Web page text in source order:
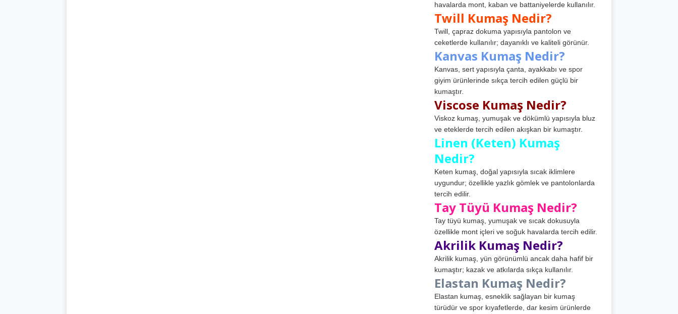
havalarda mont, kaban ve battaniyelerde kullanılır.
Twill Kumaş Nedir?
Twill, çapraz dokuma yapısıyla pantolon ve
ceketlerde kullanılır; dayanıklı ve kaliteli görünür.
Kanvas Kumaş Nedir?
Kanvas, sert yapısıyla çanta, ayakkabı ve spor
giyim ürünlerinde sıkça tercih edilen güçlü bir
kumaştır.
Viscose Kumaş Nedir?
Viskoz kumaş, yumuşak ve dökümlü yapısıyla bluz
ve eteklerde tercih edilen akışkan bir kumaştır.
Linen (Keten) Kumaş
Nedir?
Keten kumaş, doğal yapısıyla sıcak iklimlere
uygundur; özellikle yazlık gömlek ve pantolonlarda
tercih edilir.
Tay Tüyü Kumaş Nedir?
Tay tüyü kumaş, yumuşak ve sıcak dokusuyla
özellikle mont içleri ve soğuk havalarda tercih edilir.
Akrilik Kumaş Nedir?
Akrilik kumaş, yün görünümlü ancak daha hafif bir
kumaştır; kazak ve atkılarda sıkça kullanılır.
Elastan Kumaş Nedir?
Elastan kumaş, esneklik sağlayan bir kumaş
türüdür ve spor kıyafetlerde, dar kesim ürünlerde